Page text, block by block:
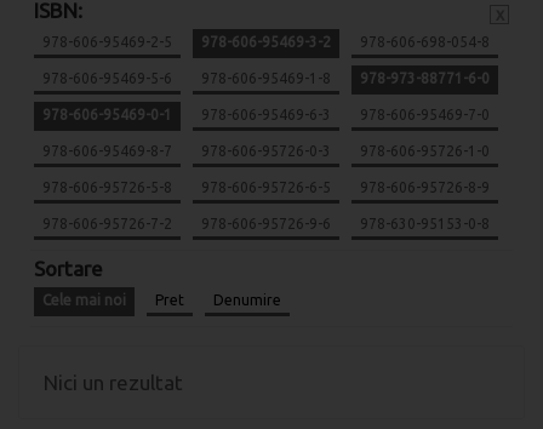
ISBN:
978-606-95469-2-5 978-606-95469-3-2 978-606-698-054-8
978-606-95469-5-6 978-606-95469-1-8 978-973-88771-6-0
978-606-95469-0-1 978-606-95469-6-3 978-606-95469-7-0
978-606-95469-8-7 978-606-95726-0-3 978-606-95726-1-0
978-606-95726-5-8 978-606-95726-6-5 978-606-95726-8-9
978-606-95726-7-2 978-606-95726-9-6 978-630-95153-0-8
Sortare
Cele mai noi Pret Denumire
Nici un rezultat